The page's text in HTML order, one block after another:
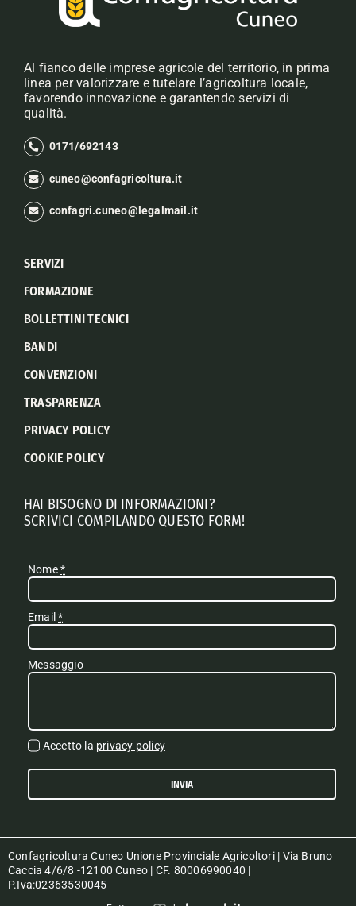
Al fianco delle imprese agricole del territorio, in prima
linea per valorizzare e tutelare l’agricoltura locale,
favorendo innovazione e garantendo servizi di
qualità.
0171/692143
cuneo@confagricoltura.it
confagri.cuneo@legalmail.it
SERVIZI
FORMAZIONE
BOLLETTINI TECNICI
BANDI
CONVENZIONI
TRASPARENZA
PRIVACY POLICY
COOKIE POLICY
HAI BISOGNO DI INFORMAZIONI?
SCRIVICI COMPILANDO QUESTO FORM!
Nome*
Email*
Messaggio
Accetto la privacy policy
INVIA
Confagricoltura Cuneo Unione Provinciale Agricoltori | Via Bruno
Caccia 4/6/8 -12100 Cuneo | CF. 80006990040 |
P.Iva:02363530045